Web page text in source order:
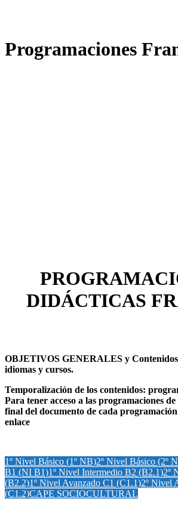
Programaciones
DIDÁCTICAS
OBJETIVOS GENERALES y
idiomas y cursos.
Temporalización de los contenidos:
Para tener acceso a las programaciones
final del documento de cada
enlace
1º Nivel Básico (1º NB)2º Nivel Básico (2º
B1 (NI B1)1º Nivel Intermedio B2 (B2.1)2º
(B2.2)1º Nivel Avanzado C1 (C1.1)2º Nivel
(C1.2)CAPE SOCIOCULTURAL